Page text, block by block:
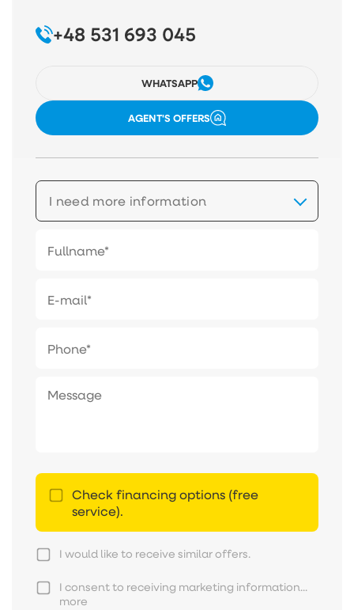
+48 531 693 045
WHATSAPP
AGENT'S OFFERS
I need more information
Check financing options (free
service).
I would like to receive similar offers.
I consent to receiving marketing information...
more